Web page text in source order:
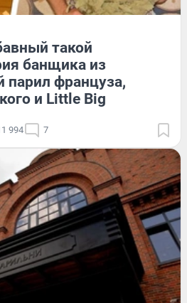
такой
банщика из
парил француза,
и Little Big
994 7